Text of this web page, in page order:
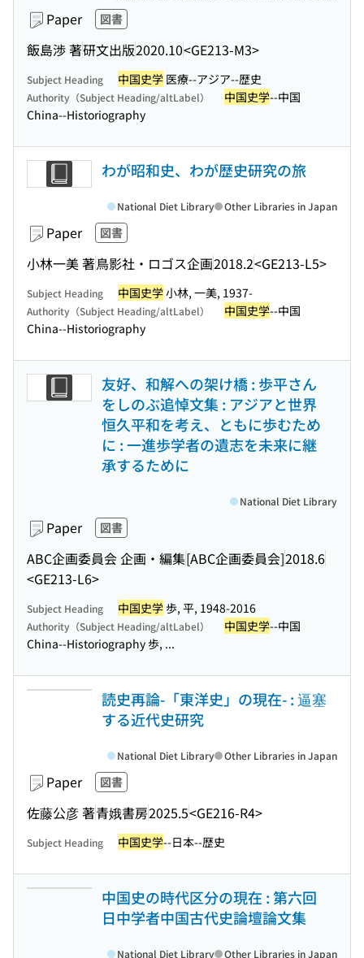
Paper 図書
飯島渉 著研文出版2020.10<GE213-M3>
Subject Heading 中国史学 医療--アジア--歴史
Authority（Subject Heading/altLabel） 中国史学--中国
China--Historiography
わが昭和史、わが歴史研究の旅
Paper 図書
小林一美 著鳥影社・ロゴス企画2018.2<GE213-L5>
National Diet Library Other Libraries in Japan
Subject Heading 中国史学小林, 一美, 1937-
Authority（Subject Heading/altLabel） 中国史学--中国
China--Historiography
友好、和解への架け橋 : 歩平さん
をしのぶ追悼文集 : アジアと世界
恒久平和を考え、ともに歩むため
に : 一進歩学者の遺志を未来に継
承するために
Paper 図書
ABC企画委員会 企画・編集[ABC企画委員会]2018.6
<GE213-L6>
National Diet Library
Subject Heading 中国史学歩, 平, 1948-2016
Authority（Subject Heading/altLabel） 中国史学--中国
China--Historiography 歩, ...
読史再論-「東洋史」の現在- : 逼塞
する近代史研究
Paper 図書
佐藤公彦 著青娥書房2025.5<GE216-R4>
National Diet Library Other Libraries in Japan
Subject Heading 中国史学--日本--歴史
中国史の時代区分の現在 : 第六回
日中学者中国古代史論壇論文集
National Diet Library Other Libraries in Japan